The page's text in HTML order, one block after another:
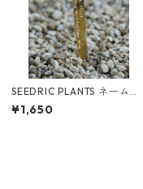
SEEDRIC PLANTS ネームタ
グ（真鍮 日本製）
¥1,650